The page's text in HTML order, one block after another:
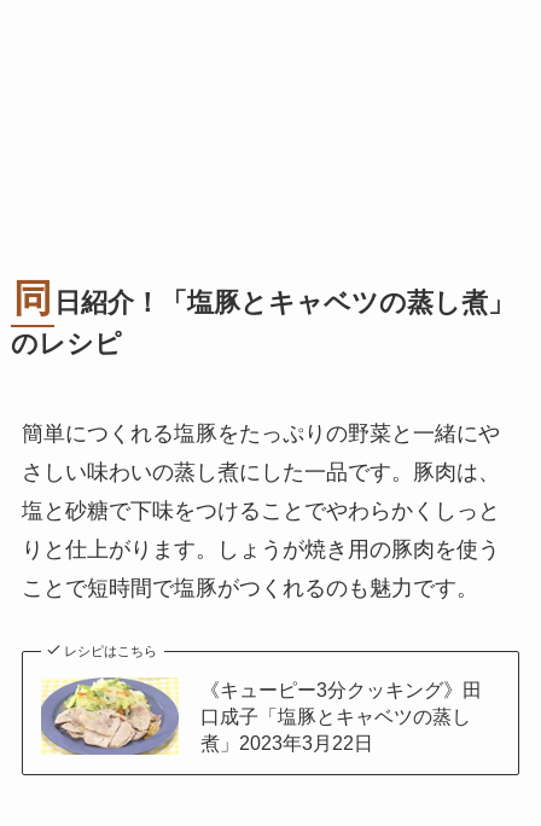
同 日紹介！「塩豚とキャベツの蒸し煮」
のレシピ
簡単につくれる塩豚をたっぷりの野菜と一緒にや
さしい味わいの蒸し煮にした一品です。豚肉は、
塩と砂糖で下味をつけることでやわらかくしっと
りと仕上がります。しょうが焼き用の豚肉を使う
ことで短時間で塩豚がつくれるのも魅力です。
レシピはこちら
《キューピー3分クッキング》田
口成子「塩豚とキャベツの蒸し
煮」2023年3月22日